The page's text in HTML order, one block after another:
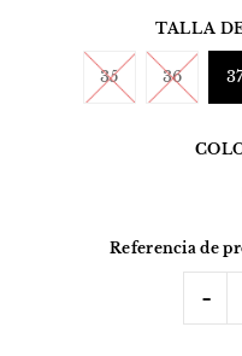
TALLA
35 36
Referencia de
-